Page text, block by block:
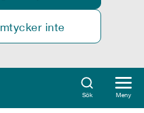
inte
Sök Meny